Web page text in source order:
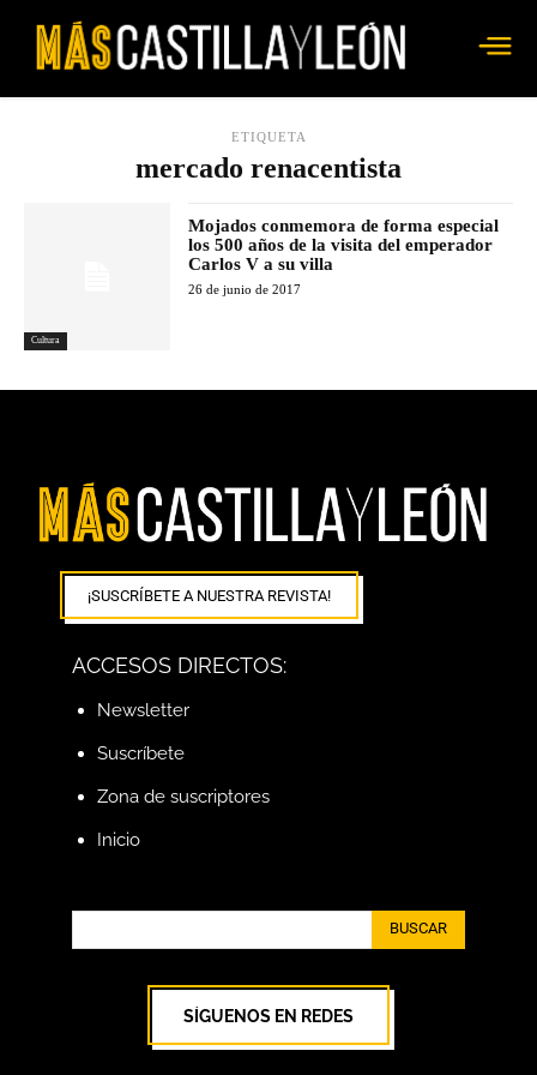
ETIQUETA
mercado renacentista
Cultura
Mojados conmemora de forma especial
los 500 años de la visita del emperador
Carlos V a su villa
26 de junio de 2017
¡SUSCRÍBETE A NUESTRA REVISTA!
ACCESOS DIRECTOS:
Newsletter
Suscríbete
Zona de suscriptores
Inicio
BUSCAR
SÍGUENOS EN REDES